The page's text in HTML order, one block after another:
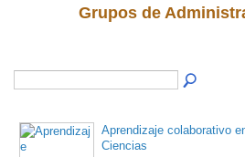
Grupos de
Aprendizaje colaborativo
Ciencias